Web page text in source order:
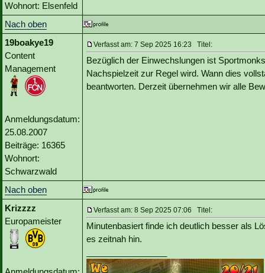
Wohnort: Elsenfeld
Nach oben
19boakye19
Content
Management
Anmeldungsdatum:
25.08.2007
Beiträge: 16365
Wohnort:
Schwarzwald
Verfasst am: 7 Sep 2025 16:23 Titel:
Bezüglich der Einwechslungen ist
Nachspielzeit zur Regel wird. Wann dies
beantworten. Derzeit übernehmen wir alle
Nach oben
Krizzzz
Europameister
Verfasst am: 8 Sep 2025 07:06 Titel:
Minutenbasiert finde ich deutlich besser als
es zeitnah hin.